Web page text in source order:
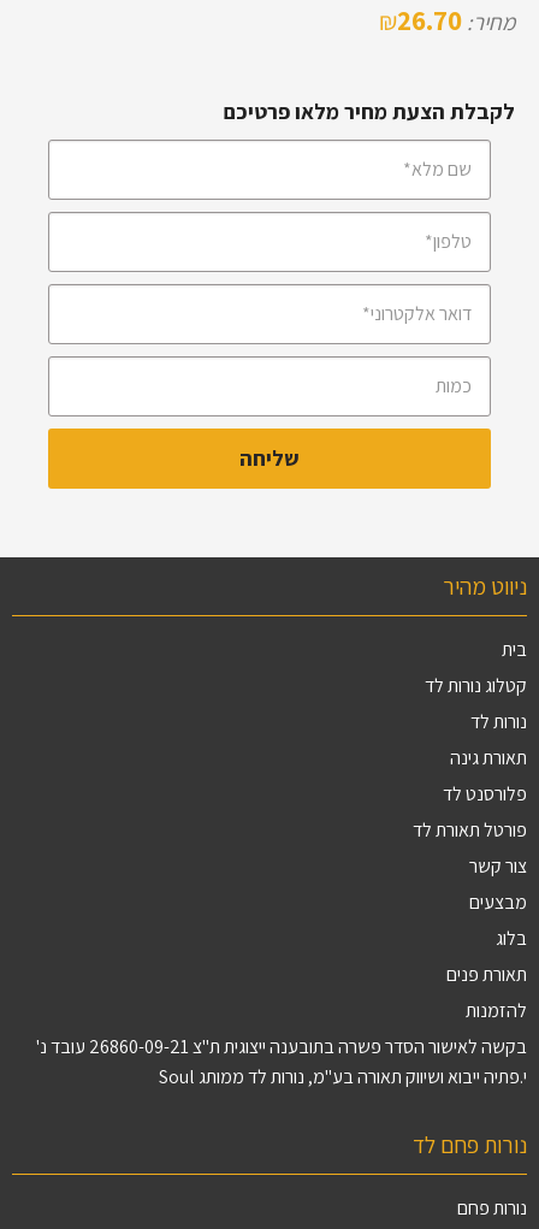
מחיר: 26.70
₪
לקבלת הצעת מחיר מלאו פרטיכם
ניווט מהיר
בית
קטלוג נורות לד
נורות לד
תאורת גינה
פלורסנט לד
פורטל תאורת לד
צור קשר
מבצעים
בלוג
תאורת פנים
להזמנות
בקשה לאישור הסדר פשרה בתובענה ייצוגית ת"צ 26860-09-21 עובד נ'
י.פתיה ייבוא ושיווק תאורה בע"מ, נורות לד ממותג Soul
נורות פחם לד
נורות פחם